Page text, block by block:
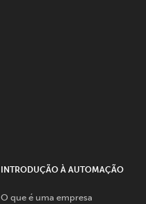
INTRODUÇÃO À AUTOMAÇÃO
O que é uma empresa